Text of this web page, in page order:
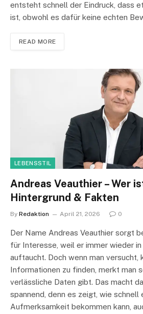
entsteht schnell der Eindruck, dass
ist, obwohl es dafür keine echten
READ MORE
LEBENSSTIL
Andreas Veauthier – Wer
Hintergrund & Fakten
By Redaktion April 21, 2026 0
Der Name Andreas Veauthier sorgt
für Interesse, weil er immer wieder in
auftaucht. Doch wenn man versucht,
Informationen zu finden, merkt man
verlässliche Daten gibt. Das macht
spannend, denn es zeigt, wie schnell
Aufmerksamkeit bekommen kann,